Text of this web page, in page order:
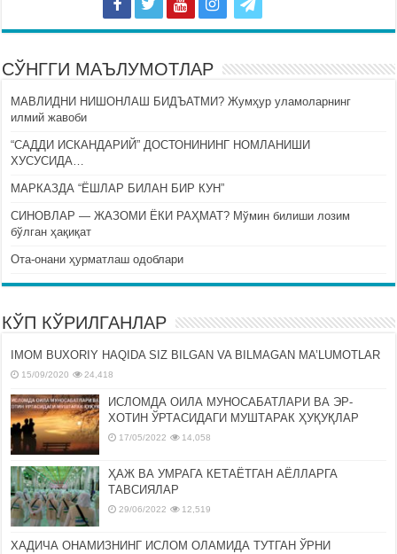
СЎНГГИ МАЪЛУМОТЛАР
МАВЛИДНИ НИШОНЛАШ БИДЪАТМИ? Жумҳур уламоларнинг
илмий жавоби
“САДДИ ИСКАНДАРИЙ” ДОСТОНИНИНГ НОМЛАНИШИ
ХУСУСИДА…
МАРКАЗДА “ЁШЛАР БИЛАН БИР КУН”
СИНОВЛАР — ЖАЗОМИ ЁКИ РАҲМАТ? Мўмин билиши лозим
бўлган ҳақиқат
Ота-онани ҳурматлаш одоблари
КЎП КЎРИЛГАНЛАР
IMOM BUXORIY HAQIDA SIZ BILGAN VA BILMAGAN MA’LUMOTLAR
15/09/2020 24,418
ИСЛОМДА ОИЛА МУНОСАБАТЛАРИ ВА ЭР-
ХОТИН ЎРТАСИДАГИ МУШТАРАК ҲУҚУҚЛАР
17/05/2022 14,058
ҲАЖ ВА УМРАГА КЕТАЁТГАН АЁЛЛАРГА
ТАВСИЯЛАР
29/06/2022 12,519
ХАДИЧА ОНАМИЗНИНГ ИСЛОМ ОЛАМИДА ТУТГАН ЎРНИ